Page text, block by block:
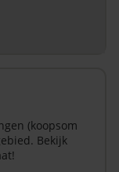
(koopsom
Bekijk